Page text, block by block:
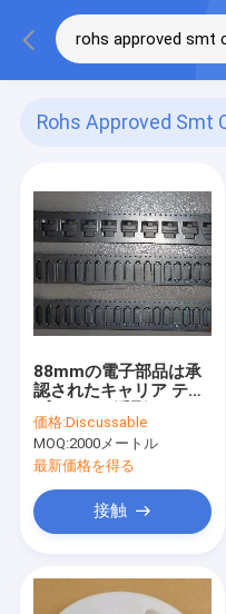
Rohs Approved Smt
88mmの電子部品は承
認されたキャリア テー
た
価格:Discussable
MOQ:2000メートル
最新価格を得る
接触